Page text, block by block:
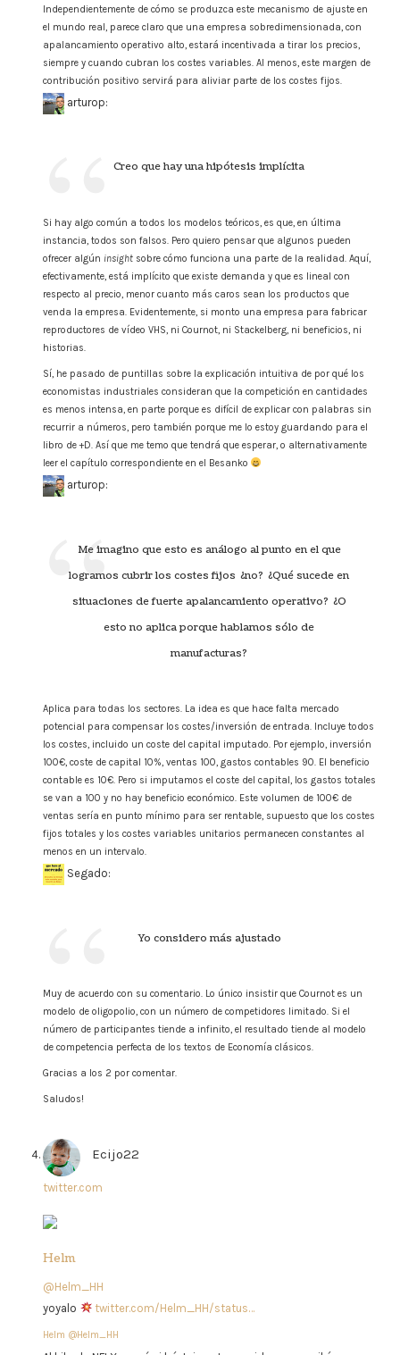
Independientemente de cómo se produzca este mecanismo de ajuste en
el mundo real, parece claro que una empresa sobredimensionada, con
apalancamiento operativo alto, estará incentivada a tirar los precios,
siempre y cuando cubran los costes variables. Al menos, este margen de
contribución positivo servirá para aliviar parte de los costes fijos.
arturop:
Creo que hay una hipótesis implícita
Si hay algo común a todos los modelos teóricos, es que, en última
instancia, todos son falsos. Pero quiero pensar que algunos pueden
ofrecer algún insightsobre cómo funciona una parte de la realidad. Aquí,
efectivamente, está implícito que existe demanda y que es lineal con
respecto al precio, menor cuanto más caros sean los productos que
venda la empresa. Evidentemente, si monto una empresa para fabricar
reproductores de vídeo VHS, ni Cournot, ni Stackelberg, ni beneficios, ni
historias.
Sí, he pasado de puntillas sobre la explicación intuitiva de por qué los
economistas industriales consideran que la competición en cantidades
es menos intensa, en parte porque es difícil de explicar con palabras sin
recurrir a números, pero también porque me lo estoy guardando para el
libro de +D. Así que me temo que tendrá que esperar, o alternativamente
leer el capítulo correspondiente en el Besanko
arturop:
Me imagino que esto es análogo al punto en el que
logramos cubrir los costes fijos ¿no? ¿Qué sucede en
situaciones de fuerte apalancamiento operativo? ¿O
esto no aplica porque hablamos sólo de
manufacturas?
Aplica para todas los sectores. La idea es que hace falta mercado
potencial para compensar los costes/inversión de entrada. Incluye todos
los costes, incluido un coste del capital imputado. Por ejemplo, inversión
100€, coste de capital 10%, ventas 100, gastos contables 90. El beneficio
contable es 10€. Pero si imputamos el coste del capital, los gastos totales
se van a 100 y no hay beneficio económico. Este volumen de 100€ de
ventas sería en punto mínimo para ser rentable, supuesto que los costes
fijos totales y los costes variables unitarios permanecen constantes al
menos en un intervalo.
Segado:
Yo considero más ajustado
Muy de acuerdo con su comentario. Lo único insistir que Cournot es un
modelo de oligopolio, con un número de competidores limitado. Si el
número de participantes tiende a infinito, el resultado tiende al modelo
de competencia perfecta de los textos de Economía clásicos.
Gracias a los 2 por comentar.
Saludos!
Ecijo22
twitter.com
Helm
@Helm_HH
yoyalo
twitter.com/Helm_HH/status…
Helm @Helm_HH